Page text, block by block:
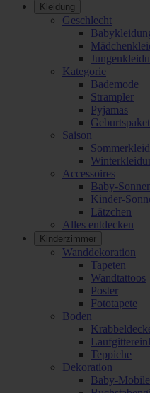
Kleidung
Geschlecht
Kategorie
Bademode
Strampler
Pyjamas
Saison
Accessoires
Baby-
Kinder-
Lätzchen
Alles entdecken
Kinderzimmer
Wanddekoration
Tapeten
Wandtattoos
Poster
Fototapete
Boden
Teppiche
Dekoration
Baby-